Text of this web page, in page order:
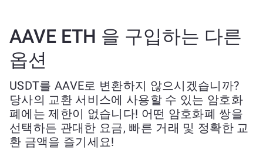
AAVE ETH 을 구입하는 다른
옵션
USDT를 AAVE로 변환하지 않으시겠습니까?
당사의 교환 서비스에 사용할 수 있는 암호화
폐에는 제한이 없습니다! 어떤 암호화폐 쌍을
선택하든 관대한 요금, 빠른 거래 및 정확한 교
환 금액을 즐기세요!